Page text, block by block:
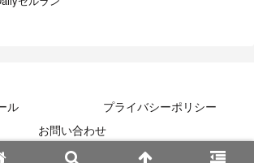
ル
プライバシーポリシー
お問い合わせ
2026 スマホゲームセルラン研究所.